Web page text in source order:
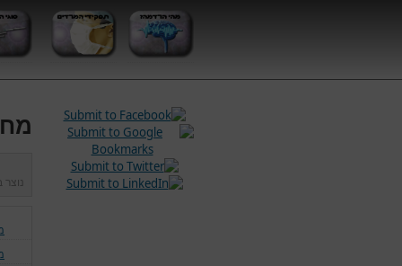
נוצר